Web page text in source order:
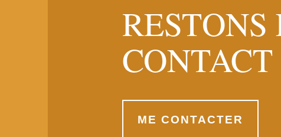
RESTONS
CONTACT
ME CONTACTER